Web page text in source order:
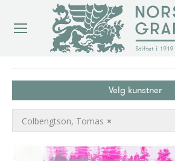
Velg kunstner
×
Colbengtson, Tomas